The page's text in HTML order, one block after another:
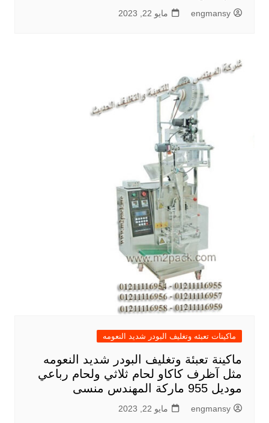
engmansy مايو 22, 2023
ماكينات تعبئه وتغليف البودر شديد النعومه
ماكينة تعبئة وتغليف البودر شديد النعومه
مثل آظرف كاكاو لحام ثلاثي ولحام رباعي
موديل 955 ماركة المهندس منسى
engmansy مايو 22, 2023